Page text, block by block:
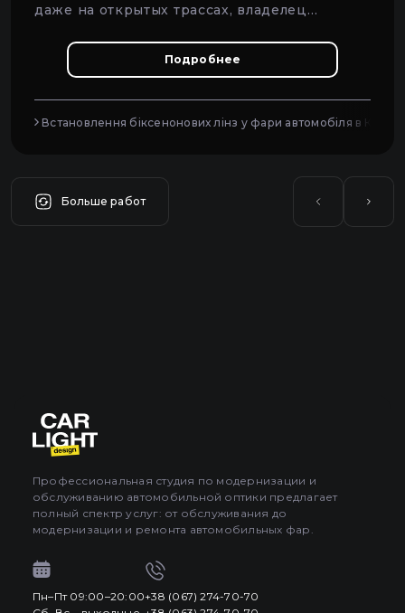
даже на открытых трассах, владелец
Подробнее
Встановлення біксенонових лінз у фари автомобіля в Києві
Больше работ
Профессиональная студия по модернизации и
обслуживанию автомобильной оптики предлагает
полный спектр услуг: от обслуживания до
модернизации и ремонта автомобильных фар.
Пн–Пт 09:00–20:00+38 (067) 274-70-70